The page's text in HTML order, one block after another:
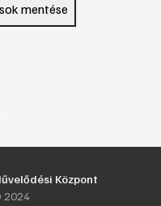
mentése
Központ
2024